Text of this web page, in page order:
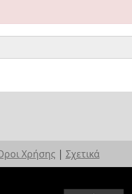
Χρήσης | Σχετικά